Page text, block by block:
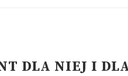
DLA NIEJ I